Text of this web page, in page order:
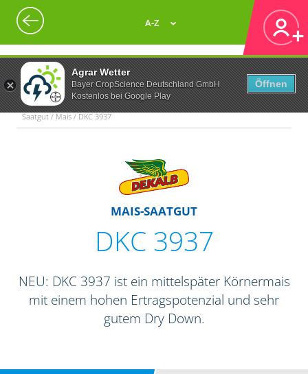
Agrar Wetter
Bayer CropScience Deutschland GmbH
Kostenlos bei Google Play
Öffnen
A-Z
Saatgut / Mais / DKC 3937
MAIS-SAATGUT
DKC 3937
NEU: DKC 3937 ist ein mittelspäter Körnermais
mit einem hohen Ertragspotenzial und sehr
gutem Dry Down.